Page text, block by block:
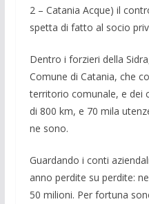
2 – Catania Acque) il
spetta di fatto al socio
Dentro i forzieri della
Comune di Catania, che
territorio comunale, e dei
di 800 km, e 70 mila
ne sono.
Guardando i conti
anno perdite su perdite:
50 milioni. Per fortuna